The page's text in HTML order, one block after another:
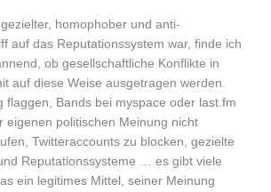
homophober und anti-
auf das Reputationssystem war, finde ich
ob gesellschaftliche Konflikte in
auf diese Weise ausgetragen werden.
flaggen, Bands bei myspace oder last.fm
eigenen politischen Meinung nicht
Twitteraccounts zu blocken, gezielte
Reputationssysteme … es gibt viele
ein legitimes Mittel, seiner Meinung